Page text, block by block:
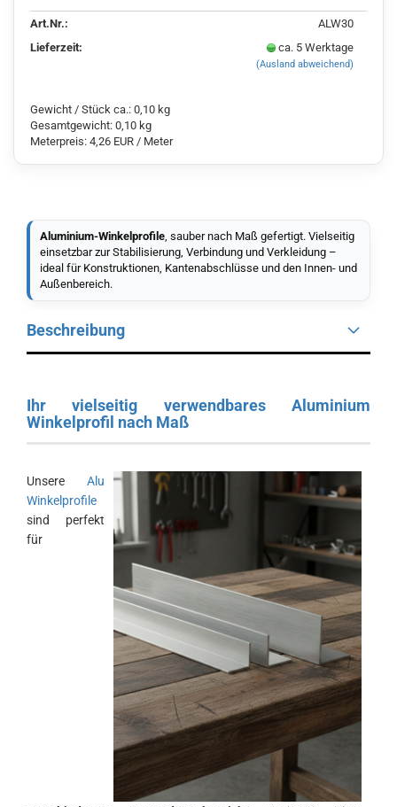
Art.Nr.:
ALW30
Lieferzeit:
ca. 5 Werktage
(Ausland abweichend)
Gewicht / Stück ca.: 0,10 kg
Gesamtgewicht: 0,10 kg
Meterpreis: 4,26 EUR / Meter
Aluminium-Winkelprofile, sauber nach Maß gefertigt. Vielseitig
einsetzbar zur Stabilisierung, Verbindung und Verkleidung –
ideal für Konstruktionen, Kantenabschlüsse und den Innen- und
Außenbereich.
Beschreibung
Ihr vielseitig verwendbares Aluminium
Winkelprofil nach Maß
Unsere Alu
Winkelprofile
sind perfekt
für